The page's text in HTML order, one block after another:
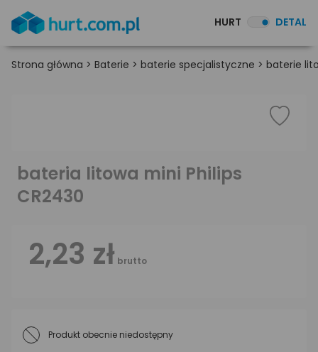
HURT DETAL
Strona główna > Baterie > baterie specjalistyczne > baterie
bateria litowa mini Philips
CR2430
2,23 zł brutto
Produkt obecnie niedostępny